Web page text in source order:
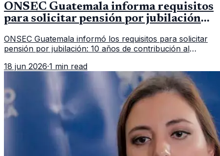
ONSEC Guatemala informa requisitos
para solicitar pensión por jubilación
ONSEC Guatemala informó los requisitos para solicitar
pensión por jubilación: 10 años de contribución al
importar edad.
18 jun 2026·1 min read